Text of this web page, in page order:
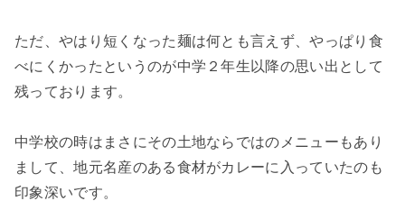
ただ、やはり短くなった麺は何とも言えず、やっぱり食
べにくかったというのが中学２年生以降の思い出として
残っております。
中学校の時はまさにその土地ならではのメニューもあり
まして、地元名産のある食材がカレーに入っていたのも
印象深いです。